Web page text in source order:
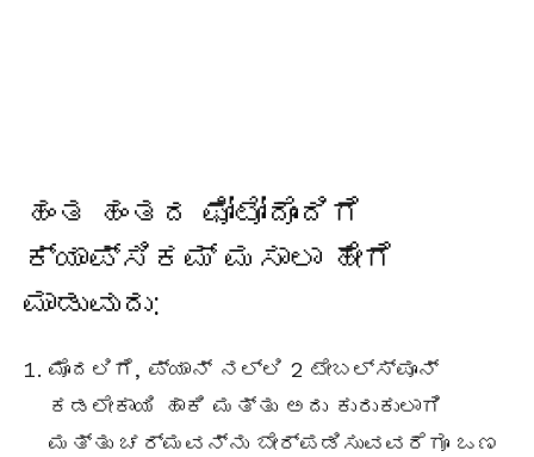
ಹಂತ ಹಂತದ ಫೋಟೋದೊಂದಿಗೆ
ಕ್ಯಾಪ್ಸಿಕಮ್ ಮಸಾಲಾ ಹೇಗೆ
ಮಾಡುವುದು:
ಮೊದಲಿಗೆ, ಪ್ಯಾನ್ ನಲ್ಲಿ 2 ಟೇಬಲ್ಸ್ಪೂನ್
ಕಡಲೇಕಾಯಿ ಹಾಕಿ ಮತ್ತು ಅದು ಕುರುಕುಲಾಗಿ
ಮತ್ತು ಚರ್ಮವನ್ನು ಬೇರ್ಪಡಿಸುವವರೆಗೂ ಒಣ